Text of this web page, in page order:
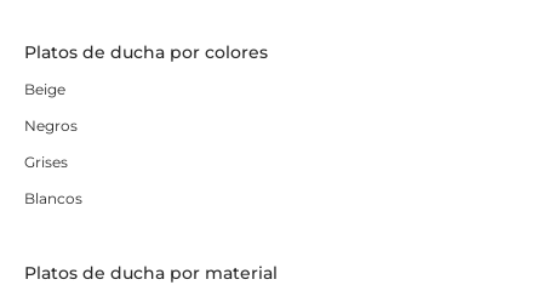
Platos de ducha por colores
Beige
Negros
Grises
Blancos
Platos de ducha por material